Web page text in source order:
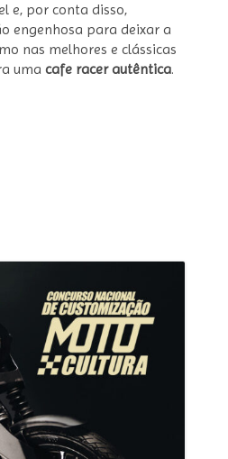
e, por conta disso,
engenhosa para deixar a
nas melhores e clássicas
uma cafe racer autêntica.